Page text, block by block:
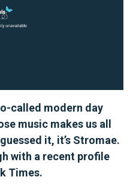
called modern day
music makes us all
it, it’s Stromae.
with a recent profile
Times.